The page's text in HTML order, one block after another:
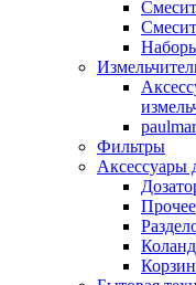
Фильтры
Аксессуары
Прочее